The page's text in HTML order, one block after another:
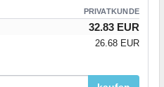
PRIVATKUNDE
32.83 EUR
26.68 EUR